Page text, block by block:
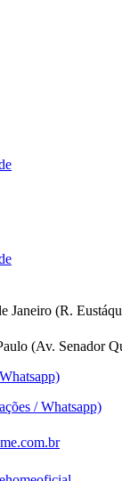
Janeiro (R.
(Av. Senador
/ Whatsapp)